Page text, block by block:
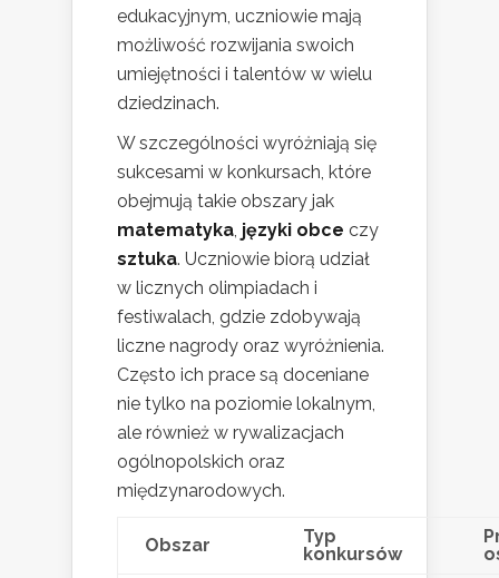
edukacyjnym, uczniowie mają
możliwość rozwijania swoich
umiejętności i talentów w wielu
dziedzinach.
W szczególności wyróżniają się
sukcesami w konkursach, które
obejmują takie obszary jak
matematyka, języki obce czy
sztuka. Uczniowie biorą udział
w licznych olimpiadach i
festiwalach, gdzie zdobywają
liczne nagrody oraz wyróżnienia.
Często ich prace są doceniane
nie tylko na poziomie lokalnym,
ale również w rywalizacjach
ogólnopolskich oraz
międzynarodowych.
Obszar
Typ
konkursów